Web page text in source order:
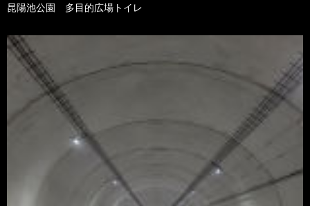
昆陽池公園 多目的広場トイレ